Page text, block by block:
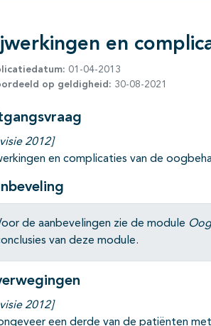
deze richtlijn
open- en dichtklappen
en
01-04-2013
op geldigheid: 30-08-2021
2012]
en complicaties van de
de aanbevelingen zie de module
van deze module.
2012]
een derde van de patiënten